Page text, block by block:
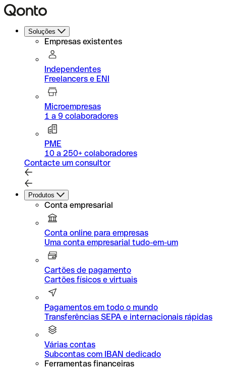
Soluções
Empresas existentes
Independentes
Freelancers e ENI
Microempresas
1 a 9 colaboradores
PME
10 a 250+ colaboradores
Contacte um consultor
Produtos
Conta empresarial
Conta online para empresas
Uma conta empresarial tudo-em-um
Cartões de pagamento
Cartões físicos e virtuais
Pagamentos em todo o mundo
Transferências SEPA e internacionais rápidas
Várias contas
Subcontas com IBAN dedicado
Ferramentas financeiras